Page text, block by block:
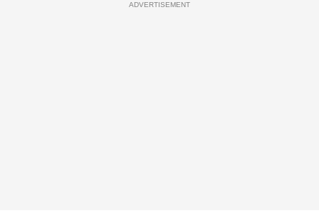
ADVERTISEMENT